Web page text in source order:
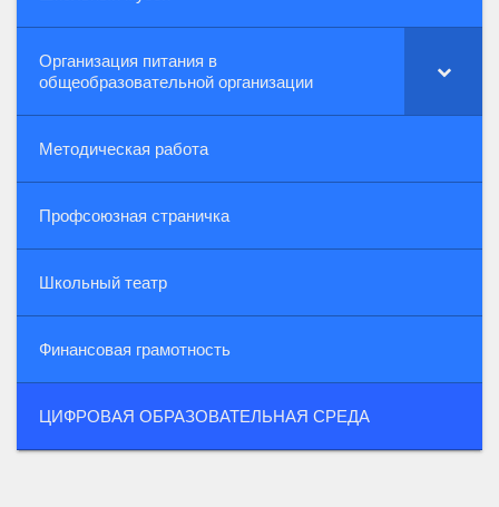
Организация питания в
общеобразовательной организации
Методическая работа
Профсоюзная страничка
Школьный театр
Финансовая грамотность
ЦИФРОВАЯ ОБРАЗОВАТЕЛЬНАЯ СРЕДА